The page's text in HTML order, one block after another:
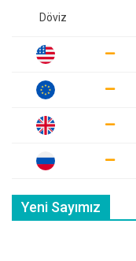
Döviz
Yeni Sayımız